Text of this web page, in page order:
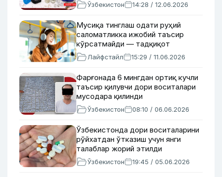
Ўзбекистон 14:28 / 12.06.2026
Мусиқа тинглаш одати руҳий
саломатликка ижобий таъсир
кўрсатмайди — тадқиқот
Лайфстайл 15:29 / 11.06.2026
Фарғонада 6 мингдан ортиқ кучли
таъсир қилувчи дори воситалари
мусодара қилинди
Ўзбекистон 08:10 / 06.06.2026
Ўзбекистонда дори воситаларини
рўйхатдан ўтказиш учун янги
талаблар жорий этилди
Ўзбекистон 19:45 / 05.06.2026